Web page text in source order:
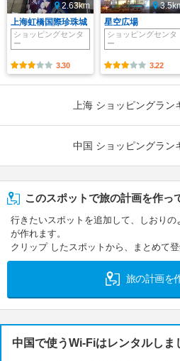
2.63km
上海虹橋国際珍珠城
ショッピングセンタ
ー
3.30
星空広場
ショッピングセンタ
ー
3.22
上海 ショッピングラン
中国 ショッピングラン
このスポットで旅の計画を作っ
行きたいスポットを追加して、しおりの
が作れます。
クリップ したスポットから、まとめて登
旅の計画を
中国で使うWi-Fiはレンタルしま